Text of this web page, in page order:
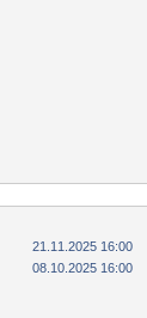
21.11.2025 16:00
08.10.2025 16:00